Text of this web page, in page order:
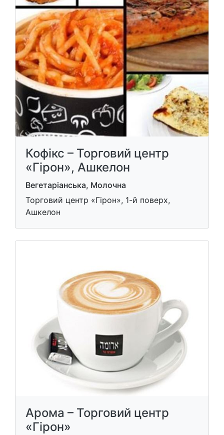
Кофікс – Торговий центр
«Гірон», Ашкелон
Вегетаріанська, Молочна
Торговий центр «Гірон», 1-й поверх,
Ашкелон
Арома – Торговий центр
«Гірон»